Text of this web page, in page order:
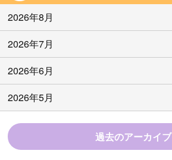
2026年8月
2026年7月
2026年6月
2026年5月
過去のアーカイブ